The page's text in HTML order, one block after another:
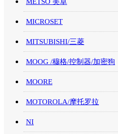
MICROSET
MITSUBISHI/三菱
MOOG /穆格/控制器/加密狗
MOORE
MOTOROLA/摩托罗拉
NI